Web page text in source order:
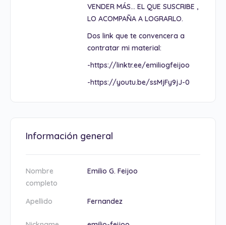
VENDER MÁS… EL QUE SUSCRIBE ,
LO ACOMPAÑA A LOGRARLO.
Dos link que te convencera a
contratar mi material:
-https://linktr.ee/emiliogfeijoo
-https://youtu.be/ssMjFy9jJ-0
Información general
Nombre
completo
Emilio G. Feijoo
Apellido Fernandez